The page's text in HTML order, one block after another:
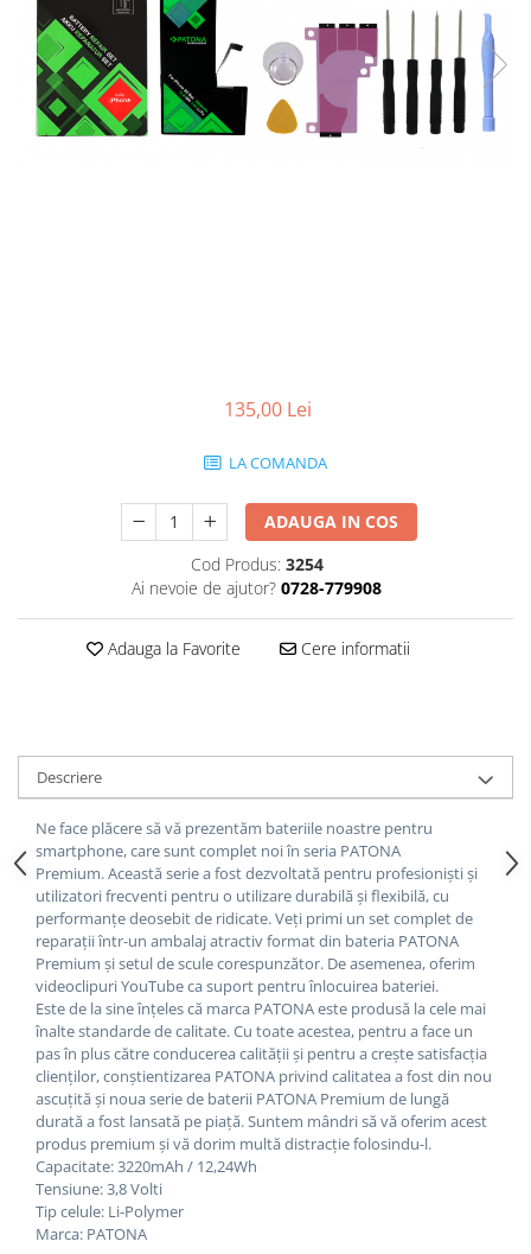
Smartwatch
135,00 Lei
LA COMANDA
ADAUGA IN COS
Cod Produs: 3254
Ai nevoie de ajutor? 0728-779908
Adauga la Favorite Cere informatii
Descriere
Ne face plăcere să vă prezentăm bateriile noastre pentru
smartphone, care sunt complet noi în seria PATONA
Premium.Această serie a fost dezvoltată pentru profesioniști și
utilizatori frecventi pentru o utilizare durabilă și flexibilă, cu
performanțe deosebit de ridicate.Veți primi un set complet de
reparații într-un ambalaj atractiv format din bateria PATONA
Premium și setul de scule corespunzător. De asemenea, oferim
videoclipuri YouTube ca suport pentru înlocuirea bateriei.
Este de la sine înțeles că marca PATONA este produsă la cele mai
înalte standarde de calitate.Cu toate acestea, pentru a face un
pas în plus către conducerea calității și pentru a crește satisfacția
clienților, conștientizarea PATONA privind calitatea a fost din nou
ascuțită și noua serie de baterii PATONA Premium de lungă
durată a fost lansată pe piață. Suntem mândri să vă oferim acest
produs premium și vă dorim multă distracție folosindu-l.
Capacitate: 3220mAh / 12,24Wh
Tensiune: 3,8 Volti
Tip celule: Li-Polymer
Marca: PATONA